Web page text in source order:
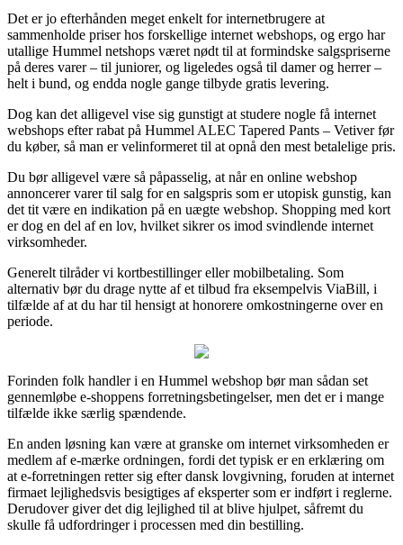
Det er jo efterhånden meget enkelt for internetbrugere at
sammenholde priser hos forskellige internet webshops, og ergo har
utallige Hummel netshops været nødt til at formindske salgspriserne
på deres varer – til juniorer, og ligeledes også til damer og herrer –
helt i bund, og endda nogle gange tilbyde gratis levering.
Dog kan det alligevel vise sig gunstigt at studere nogle få internet
webshops efter rabat på Hummel ALEC Tapered Pants – Vetiver før
du køber, så man er velinformeret til at opnå den mest betalelige pris.
Du bør alligevel være så påpasselig, at når en online webshop
annoncerer varer til salg for en salgspris som er utopisk gunstig, kan
det tit være en indikation på en uægte webshop. Shopping med kort
er dog en del af en lov, hvilket sikrer os imod svindlende internet
virksomheder.
Generelt tilråder vi kortbestillinger eller mobilbetaling. Som
alternativ bør du drage nytte af et tilbud fra eksempelvis ViaBill, i
tilfælde af at du har til hensigt at honorere omkostningerne over en
periode.
Forinden folk handler i en Hummel webshop bør man sådan set
gennemløbe e-shoppens forretningsbetingelser, men det er i mange
tilfælde ikke særlig spændende.
En anden løsning kan være at granske om internet virksomheden er
medlem af e-mærke ordningen, fordi det typisk er en erklæring om
at e-forretningen retter sig efter dansk lovgivning, foruden at internet
firmaet lejlighedsvis besigtiges af eksperter som er indført i reglerne.
Derudover giver det dig lejlighed til at blive hjulpet, såfremt du
skulle få udfordringer i processen med din bestilling.